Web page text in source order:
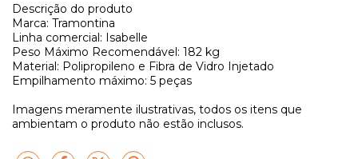
Descrição do produto
Marca: Tramontina
Linha comercial: Isabelle
Peso Máximo Recomendável: 182 kg
Material: Polipropileno e Fibra de Vidro Injetado
Empilhamento máximo: 5 peças
Imagens meramente ilustrativas, todos os itens que
ambientam o produto não estão inclusos.